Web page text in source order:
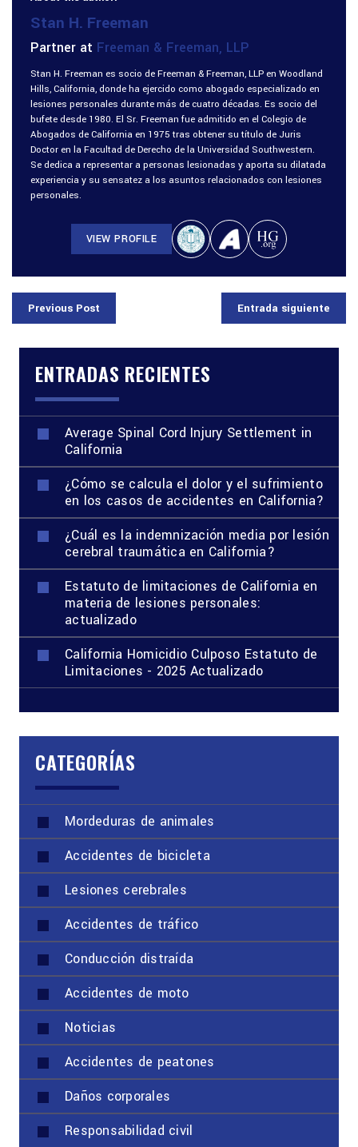
Stan H. Freeman
Partner at Freeman & Freeman, LLP
Stan H. Freeman es socio de Freeman & Freeman, LLP en Woodland
Hills, California, donde ha ejercido como abogado especializado en
lesiones personales durante más de cuatro décadas. Es socio del
bufete desde 1980. El Sr. Freeman fue admitido en el Colegio de
Abogados de California en 1975 tras obtener su título de Juris
Doctor en la Facultad de Derecho de la Universidad Southwestern.
Se dedica a representar a personas lesionadas y aporta su dilatada
experiencia y su sensatez a los asuntos relacionados con lesiones
personales.
VIEW PROFILE
Previous Post Entrada siguiente
ENTRADAS RECIENTES
Average Spinal Cord Injury Settlement in
California
¿Cómo se calcula el dolor y el sufrimiento
en los casos de accidentes en California?
¿Cuál es la indemnización media por lesión
cerebral traumática en California?
Estatuto de limitaciones de California en
materia de lesiones personales:
actualizado
California Homicidio Culposo Estatuto de
Limitaciones - 2025 Actualizado
CATEGORÍAS
Mordeduras de animales
Accidentes de bicicleta
Lesiones cerebrales
Accidentes de tráfico
Conducción distraída
Accidentes de moto
Noticias
Accidentes de peatones
Daños corporales
Responsabilidad civil